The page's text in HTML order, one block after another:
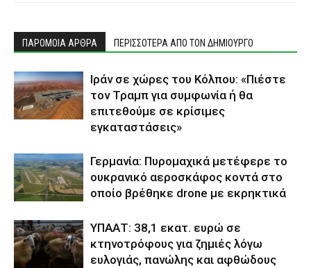
ΠΑΡΟΜΟΙΑ ΑΡΘΡΑ ΠΕΡΙΣΣΟΤΕΡΑ ΑΠΟ ΤΟΝ ΔΗΜΙΟΥΡΓΟ
Ιράν σε χώρες του Κόλπου: «Πιέστε
τον Τραμπ για συμφωνία ή θα
επιτεθούμε σε κρίσιμες
εγκαταστάσεις»
Γερμανία: Πυρομαχικά μετέφερε το
ουκρανικό αεροσκάφος κοντά στο
οποίο βρέθηκε drone με εκρηκτικά
ΥΠΑΑΤ: 38,1 εκατ. ευρώ σε
κτηνοτρόφους για ζημιές λόγω
ευλογιάς, πανώλης και αφθώδους